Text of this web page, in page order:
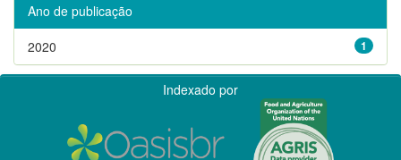
Ano de publicação
1
2020
Indexado por